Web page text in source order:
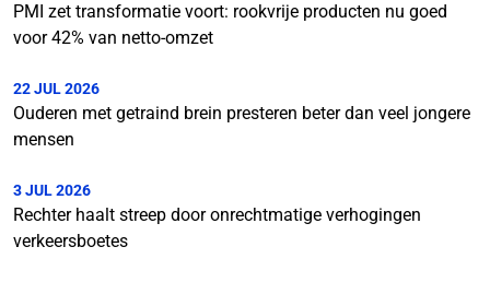
PMI zet transformatie voort: rookvrije producten nu goed
voor 42% van netto-omzet
22 JUL 2026
Ouderen met getraind brein presteren beter dan veel jongere
mensen
3 JUL 2026
Rechter haalt streep door onrechtmatige verhogingen
verkeersboetes